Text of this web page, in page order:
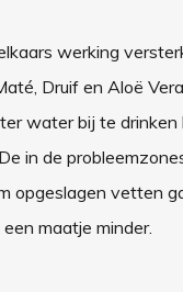
werking
Druif en Aloë
water bij te drinken
in de
opgeslagen vetten
maatje minder.